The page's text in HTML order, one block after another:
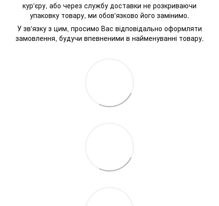
кур'єру, або через службу доставки не розкриваючи
упаковку товару, ми обов'язково його замінимо.
У зв'язку з цим, просимо Вас відповідально оформляти
замовлення, будучи впевненими в найменуванні товару.